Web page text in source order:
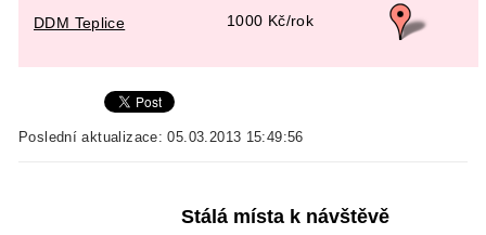
DDM Teplice 1000 Kč/rok
Poslední aktualizace: 05.03.2013 15:49:56
Stálá místa k návštěvě